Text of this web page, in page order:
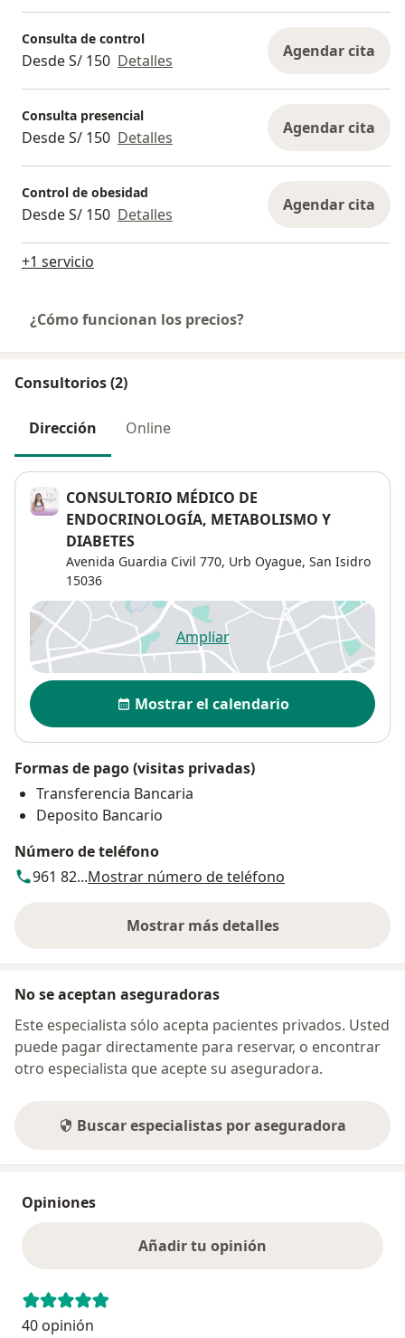
Consulta de control
Desde S/ 150 Detalles Agendar cita
Consulta presencial
Desde S/ 150 Detalles Agendar cita
Control de obesidad
Desde S/ 150 Detalles Agendar cita
+1 servicio
¿Cómo funcionan los precios?
Consultorios (2)
Dirección Online
CONSULTORIO MÉDICO DE
ENDOCRINOLOGÍA, METABOLISMO Y
DIABETES
Avenida Guardia Civil 770, Urb Oyague, San Isidro
15036
Ampliarse abre en una nueva
Disponibilidad
Mostrar el calendario
Formas de pago (visitas privadas)
Transferencia Bancaria
Deposito Bancario
Número de teléfono
961 82...Mostrar número de teléfono
Mostrar más detalles
sobre la dirección
No se aceptan aseguradoras
Este especialista sólo acepta pacientes privados. Usted
puede pagar directamente para reservar, o encontrar
otro especialista que acepte su aseguradora.
Buscar especialistas por aseguradora
Opiniones
Añadir tu opinión
40 opinión